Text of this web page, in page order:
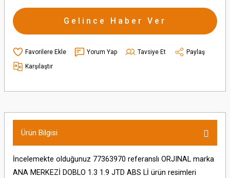
Gelince Haber Ver
Yorum Yap Tavsiye Et
Paylaş
Karşılaştır
Ürün Bilgisi
İncelemekte olduğunuz 77363970 referanslı ORJINAL marka
ANA MERKEZİ DOBLO 1.3 1.9 JTD ABS Lİ ürün resimleri